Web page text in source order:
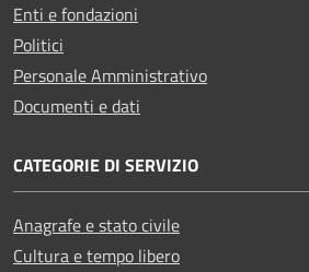
Enti e fondazioni
Politici
Personale Amministrativo
Documenti e dati
CATEGORIE DI SERVIZIO
Anagrafe e stato civile
Cultura e tempo libero